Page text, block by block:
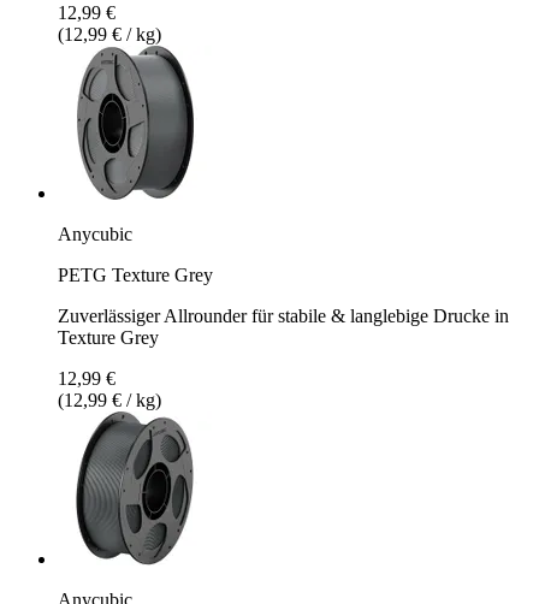
12,99 €
(12,99 € / kg)
Anycubic
PETG Texture Grey
Zuverlässiger Allrounder für stabile & langlebige Drucke in
Texture Grey
12,99 €
(12,99 € / kg)
Anycubic